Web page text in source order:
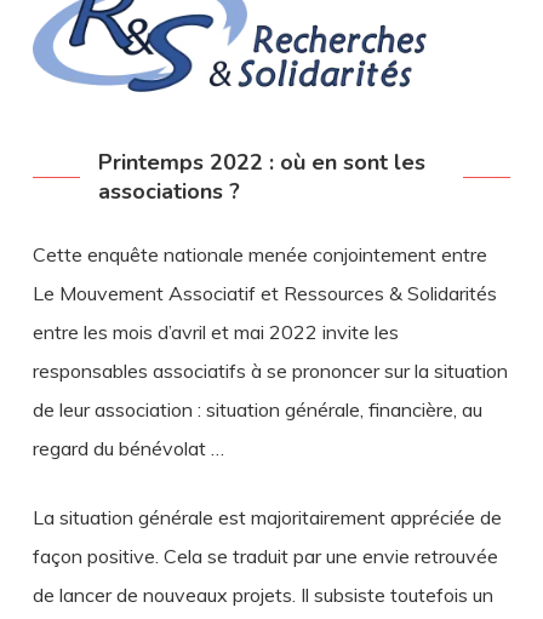
Printemps 2022 : où en sont les
associations ?
Cette enquête nationale menée conjointement entre
Le Mouvement Associatif et Ressources & Solidarités
entre les mois d’avril et mai 2022 invite les
responsables associatifs à se prononcer sur la situation
de leur association : situation générale, financière, au
regard du bénévolat …
La situation générale est majoritairement appréciée de
façon positive. Cela se traduit par une envie retrouvée
de lancer de nouveaux projets. Il subsiste toutefois un